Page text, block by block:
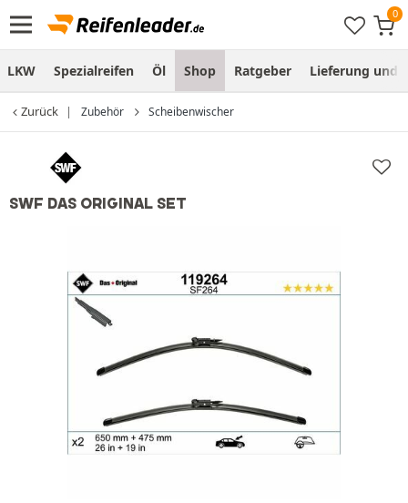
LKW Spezialreifen Öl Shop Ratgeber Lieferung und
Zurück Zubehör Scheibenwischer
SWF DAS ORIGINAL SET